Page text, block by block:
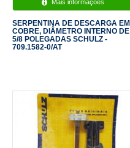
Mais informações
SERPENTINA DE DESCARGA EM
COBRE, DIÂMETRO INTERNO DE
5/8 POLEGADAS SCHULZ -
709.1582-0/AT